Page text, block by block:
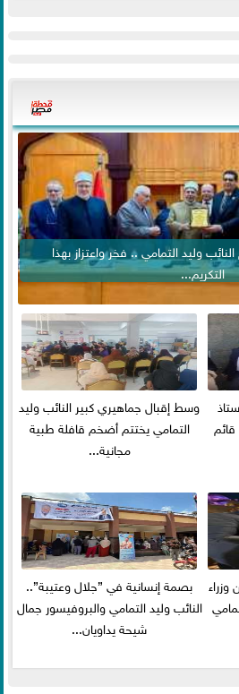
وليد التمامي .. فخر واعتزاز بهذا
التكريم...
وسط إقبال جماهيري كبير النائب وليد
التمامي يختتم أضخم قافلة طبية
مجانية...
بصمة إنسانية في ”جلال وعتيبة”..
النائب وليد التمامي والبروفيسور جمال
شيحة يداويان...